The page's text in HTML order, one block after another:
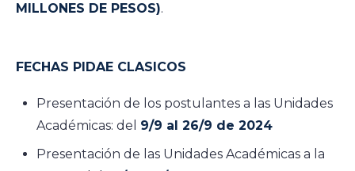
MILLONES DE PESOS).
FECHAS PIDAE CLASICOS
Presentación de los postulantes a las Unidades
Académicas: del 9/9 al 26/9 de 2024
Presentación de las Unidades Académicas a la